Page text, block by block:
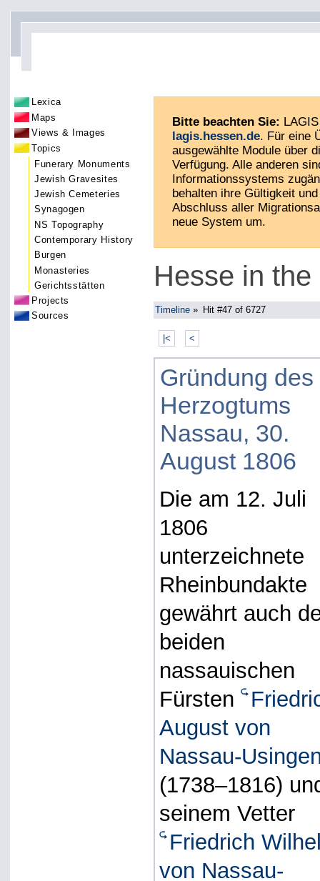
Lexica
Maps
Views & Images
Topics
Funerary Monuments
Jewish Gravesites
Jewish Cemeteries
Synagogen
NS Topography
Contemporary History
Burgen
Monasteries
Gerichtsstätten
Projects
Sources
Bitte beachten Sie:
lagis.hessen.de. Für eine
ausgewählte Module über
Verfügung. Alle anderen
Informationssystems
behalten ihre Gültigkeit
Abschluss aller
neue System um.
Hesse in
Timeline » Hit #47 of 6727
|< <
Gründung des
Herzogtums
Nassau, 30.
August 1806
Die am 12. Juli
1806
unterzeichnete
Rheinbundakte
gewährt auch
beiden
nassauischen
Fürsten
August von
Nassau-
(1738–1816)
seinem Vetter
Friedrich
von Nassau-